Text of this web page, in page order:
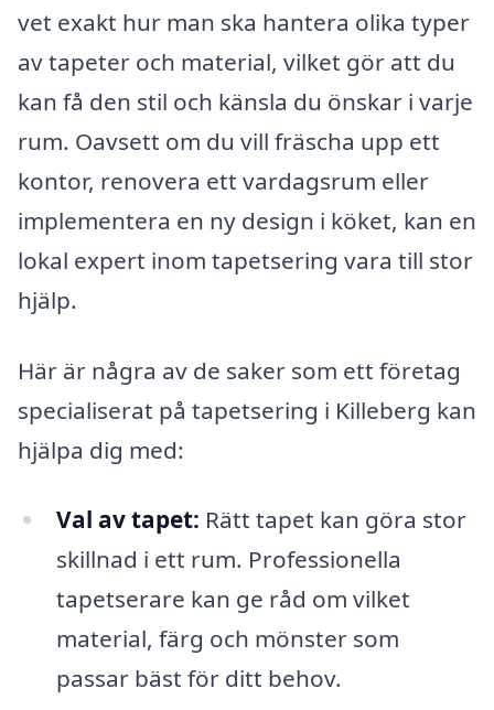
vet exakt hur man ska hantera olika typer
av tapeter och material, vilket gör att du
kan få den stil och känsla du önskar i varje
rum. Oavsett om du vill fräscha upp ett
kontor, renovera ett vardagsrum eller
implementera en ny design i köket, kan en
lokal expert inom tapetsering vara till stor
hjälp.
Här är några av de saker som ett företag
specialiserat på tapetsering i Killeberg kan
hjälpa dig med:
Val av tapet: Rätt tapet kan göra stor
skillnad i ett rum. Professionella
tapetserare kan ge råd om vilket
material, färg och mönster som
passar bäst för ditt behov.